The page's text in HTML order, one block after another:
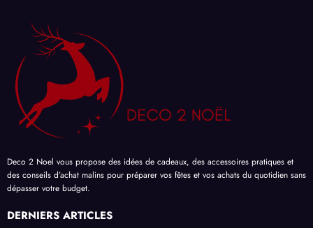
Deco 2 Noel vous propose des idées de cadeaux, des accessoires pratiques et
des conseils d’achat malins pour préparer vos fêtes et vos achats du quotidien sans
dépasser votre budget.
DERNIERS ARTICLES